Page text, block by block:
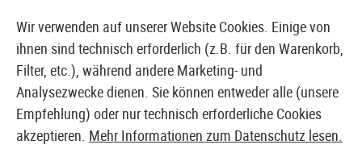
EUROPÄISCHER AIRSOFT SHOP & GROßHÄNDLER
Wir verwenden auf unserer Website Cookies. Einige von
ihnen sind technisch erforderlich (z.B. für den Warenkorb,
Filter, etc.), während andere Marketing- und
Analysezwecke dienen. Sie können entweder alle (unsere
Empfehlung) oder nur technisch erforderliche Cookies
akzeptieren. Mehr Informationen zum Datenschutz lesen.